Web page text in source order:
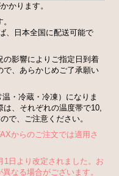
かります。
、日本全国に配送可能で
の影響によりご指定日到着
で、あらかじめご了承願い
・冷蔵・冷凍）になりま
、それぞれの温度帯で10,
で、ご注意ください。
からのご注文では適用さ
日より改定されました。お
なる場合がございます。